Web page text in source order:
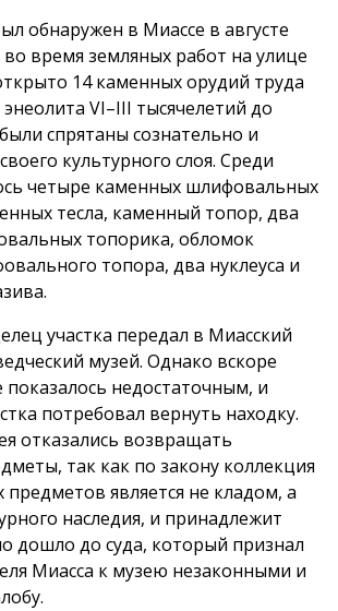
обнаружен в Миассе в августе
во время земляных работ на улице
14 каменных орудий труда
VI–III тысячелетий до
спрятаны сознательно и
культурного слоя. Среди
четыре каменных шлифовальных
тесла, каменный топор, два
топорика, обломок
топора, два нуклеуса и
участка передал в Миасский
музей. Однако вскоре
недостаточным, и
потребовал вернуть находку.
отказались возвращать
так как по закону коллекция
предметов является не кладом, а
наследия, и принадлежит
дошло до суда, который признал
Миасса к музею незаконными и